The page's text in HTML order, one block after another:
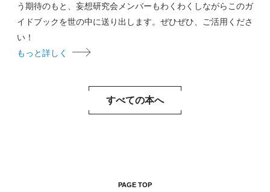
う期待のもと、妄想研究会メンバーもわくわくしながらこのガ
イドブックを世の中に送り出します。ぜひぜひ、ご活用くださ
い！
もっと詳しく
すべての本へ
PAGE TOP